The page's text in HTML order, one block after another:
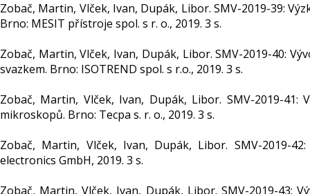
Zobač, Martin, Vlček, Ivan, Dupák, Libor. SMV-2019-39:
Brno: MESIT přístroje spol. s r. o., 2019. 3 s.
Zobač, Martin, Vlček, Ivan, Dupák, Libor. SMV-2019-40:
svazkem. Brno: ISOTREND spol. s r.o., 2019. 3 s.
Zobač, Martin, Vlček, Ivan, Dupák, Libor. SMV-2019-41:
mikroskopů. Brno: Tecpa s. r. o., 2019. 3 s.
Zobač, Martin, Vlček, Ivan, Dupák, Libor. SMV-2019-
electronics GmbH, 2019. 3 s.
Zobač, Martin, Vlček, Ivan, Dupák, Libor. SMV-2019-43: